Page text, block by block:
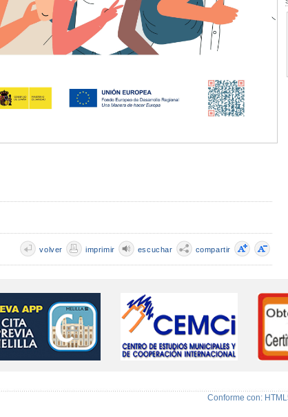
compartir
escuchar
imprimir
volver
Conforme con: